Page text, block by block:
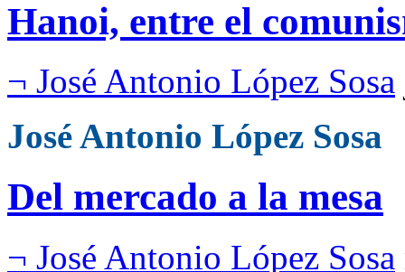
Hanoi, entre el
¬ José Antonio López Sosa
José Antonio López Sosa
Del mercado a la mesa
¬ José Antonio López Sosa